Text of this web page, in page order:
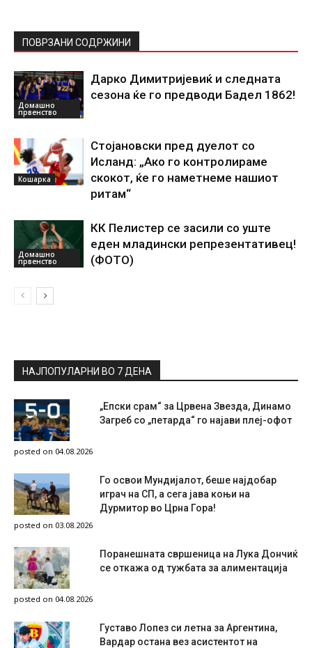
ПОВРЗАНИ СОДРЖИНИ
Домашно
првенство
Дарко Димитријевиќ и следната
сезона ќе го предводи Бадел 1862!
Кошарка
Стојановски пред дуелот со
Исланд: „Ако го контролираме
скокот, ќе го наметнеме нашиот
ритам“
Домашно
првенство
КК Пелистер се засили со уште
еден младински репрезентативец!
(ФОТО)
НАЈПОПУЛАРНИ ВО 7 ДЕНА
„Епски срам“ за Црвена Звезда, Динамо
Загреб со „петарда“ го најави плеј-офот
posted on 04.08.2026
Го освои Мундијалот, беше најдобар
играч на СП, а сега јава коњи на
Дурмитор во Црна Гора!
posted on 03.08.2026
Поранешната свршеница на Лука Дончиќ
се откажа од тужбата за алиментација
posted on 04.08.2026
Густаво Лопез си летна за Аргентина,
Вардар остана вез асистентот на